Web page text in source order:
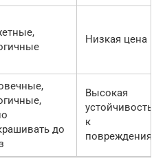
Низкая цена
до
Высокая
устойчивость
к
повреждениям